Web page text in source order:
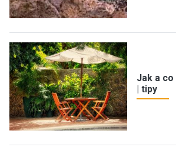
Jak a
| tipy